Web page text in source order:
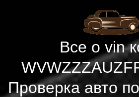
Все о vin
Проверка авто